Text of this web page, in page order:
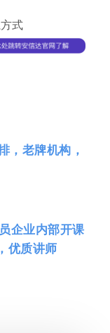
式
，老牌机构，
企业内部开课
优质讲师